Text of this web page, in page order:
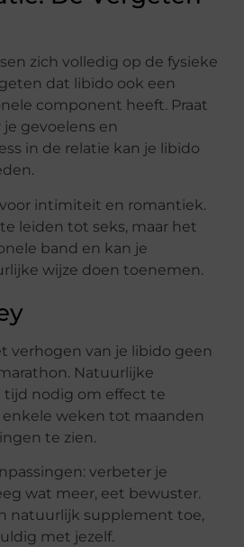
zich volledig op de fysieke
dat libido ook een
component heeft. Praat
gevoelens en
in de relatie kan je libido
intimiteit en romantiek.
leiden tot seks, maar het
band en kan je
wijze doen toenemen.
verhogen van je libido geen
Natuurlijke
nodig om effect te
enkele weken tot maanden
te zien.
verbeter je
wat meer, eet bewuster.
natuurlijk supplement toe,
met jezelf.